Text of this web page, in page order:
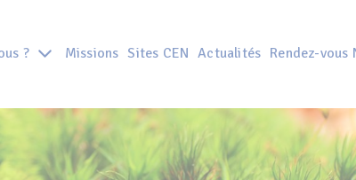
? Missions Sites CEN Actualités Rendez-vous